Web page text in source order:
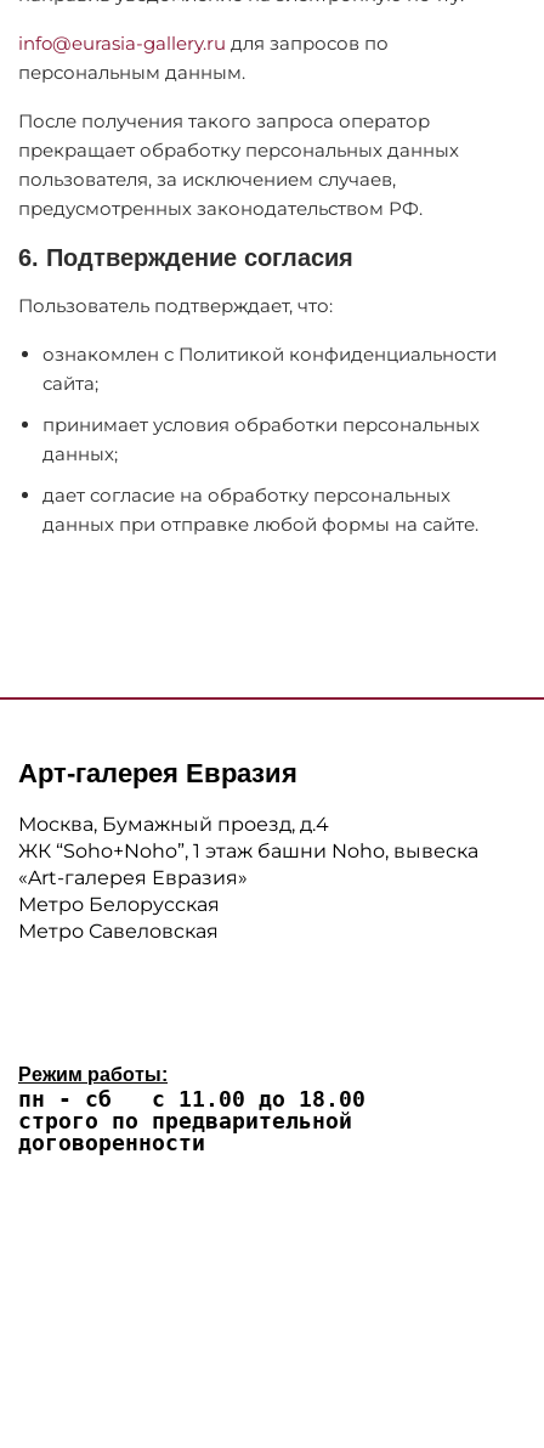
info@eurasia-gallery.ru для запросов по
персональным данным.
После получения такого запроса оператор
прекращает обработку персональных данных
пользователя, за исключением случаев,
предусмотренных законодательством РФ.
6. Подтверждение согласия
Пользователь подтверждает, что:
ознакомлен с Политикой конфиденциальности
сайта;
принимает условия обработки персональных
данных;
дает согласие на обработку персональных
данных при отправке любой формы на сайте.
Арт-галерея Евразия
Москва, Бумажный проезд, д.4
ЖК “Soho+Noho”, 1 этаж башни Noho, вывеска
«Art-галерея Евразия»
Метро Белорусская
Метро Савеловская
Режим работы:
пн - сб с 11.00 до 18.00
строго по предварительной
договоренности